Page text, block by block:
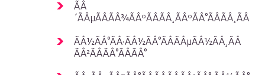
ÃÂ
´ÃÂµÃÂÃÂ¾ÃÂºÃÂÃÂ¸ÃÂºÃÂ°ÃÂÃÂ¸ÃÂ
ÃÂ½ÃÂ°ÃÂ·ÃÂ½ÃÂ°ÃÂÃÂµÃÂ½ÃÂ¸ÃÂ
ÃÂ²ÃÂÃÂ°ÃÂÃÂ°